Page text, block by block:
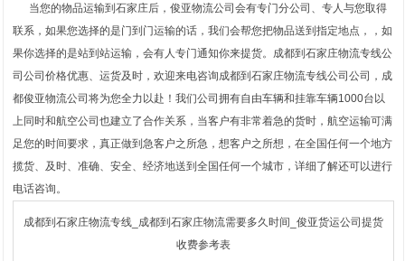
当您的物品运输到石家庄后，俊亚物流公司会有专门分公司、专人与您取得
联系，如果您选择的是门到门运输的话，我们会帮您把物品送到指定地点，，如
果你选择的是站到站运输，会有人专门通知你来提货。成都到石家庄物流专线公
司公司价格优惠、运货及时，欢迎来电咨询成都到石家庄物流专线公司公司，成
都俊亚物流公司将为您全力以赴！我们公司拥有自由车辆和挂靠车辆1000台以
上同时和航空公司也建立了合作关系，当客户有非常着急的货时，航空运输可满
足您的时间要求，真正做到急客户之所急，想客户之所想，在全国任何一个地方
揽货、及时、准确、安全、经济地送到全国任何一个城市，详细了解还可以进行
电话咨询。
成都到石家庄物流专线_成都到石家庄物流需要多久时间_俊亚货运公司提货
收费参考表